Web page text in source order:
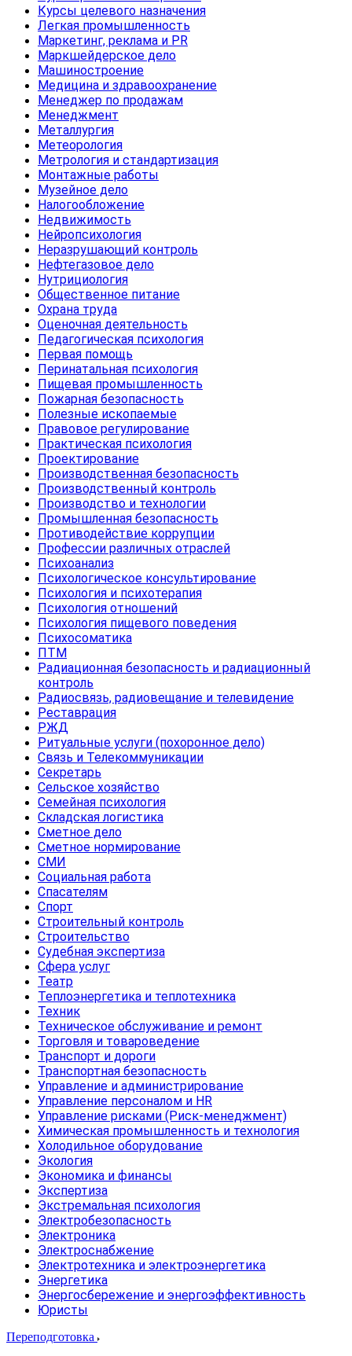
Курсы целевого назначения
Легкая промышленность
Маркетинг, реклама и PR
Маркшейдерское дело
Машиностроение
Медицина и здравоохранение
Менеджер по продажам
Менеджмент
Металлургия
Метеорология
Метрология и стандартизация
Монтажные работы
Музейное дело
Налогообложение
Недвижимость
Нейропсихология
Неразрушающий контроль
Нефтегазовое дело
Нутрициология
Общественное питание
Охрана труда
Оценочная деятельность
Педагогическая психология
Первая помощь
Перинатальная психология
Пищевая промышленность
Пожарная безопасность
Полезные ископаемые
Правовое регулирование
Практическая психология
Проектирование
Производственная безопасность
Производственный контроль
Производство и технологии
Промышленная безопасность
Противодействие коррупции
Профессии различных отраслей
Психоанализ
Психологическое консультирование
Психология и психотерапия
Психология отношений
Психология пищевого поведения
Психосоматика
ПТМ
Радиационная безопасность и радиационный
контроль
Радиосвязь, радиовещание и телевидение
Реставрация
РЖД
Ритуальные услуги (похоронное дело)
Связь и Телекоммуникации
Секретарь
Сельское хозяйство
Семейная психология
Складская логистика
Сметное дело
Сметное нормирование
СМИ
Социальная работа
Спасателям
Спорт
Строительный контроль
Строительство
Судебная экспертиза
Сфера услуг
Театр
Теплоэнергетика и теплотехника
Техник
Техническое обслуживание и ремонт
Торговля и товароведение
Транспорт и дороги
Транспортная безопасность
Управление и администрирование
Управление персоналом и HR
Управление рисками (Риск-менеджмент)
Химическая промышленность и технология
Холодильное оборудование
Экология
Экономика и финансы
Экспертиза
Экстремальная психология
Электробезопасность
Электроника
Электроснабжение
Электротехника и электроэнергетика
Энергетика
Энергосбережение и энергоэффективность
Юристы
Переподготовка